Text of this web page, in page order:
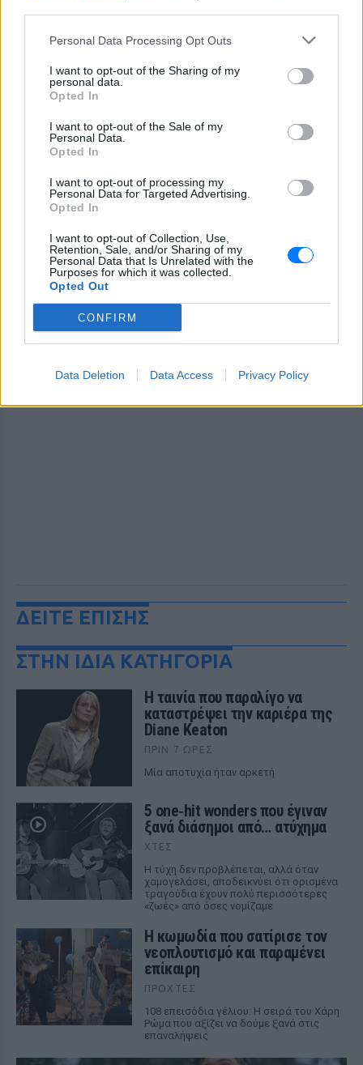
Personal Data Processing Opt Outs
I want to opt-out of the Sharing of my
personal data.
Opted In
I want to opt-out of the Sale of my
Personal Data.
Opted In
I want to opt-out of processing my
Personal Data for Targeted Advertising.
Opted In
I want to opt-out of Collection, Use,
Retention, Sale, and/or Sharing of my
Personal Data that Is Unrelated with the
Purposes for which it was collected.
Opted Out
CONFIRM
Data Deletion Data Access Privacy Policy
Ακολουθήστε το E-Radio.gr στο
Google News
και μάθετε πρώτοι
Εσύ μπήκες στο E-Daily.gr; Τα νέα της ημέρας
και ότι σου κάνει κλικ!
Ακολουθήστε το E-Radio.gr και στο Instagram
ΔΕΙΤΕ ΕΠΙΣΗΣ
ΣΤΗΝ ΙΔΙΑ ΚΑΤΗΓΟΡΙΑ
Η ταινία που παραλίγο να
καταστρέψει την καριέρα της
Diane Keaton
ΠΡΙΝ 7 ΏΡΕΣ
Μία αποτυχία ήταν αρκετή
5 one‑hit wonders που έγιναν
ξανά διάσημοι από… ατύχημα
ΧΤΕΣ
Η τύχη δεν προβλέπεται, αλλά όταν
χαμογελάσει, αποδεικνύει ότι ορισμένα
τραγούδια έχουν πολύ περισσότερες
«ζωές» από όσες νομίζαμε
Η κωμωδία που σατίρισε τον
νεοπλουτισμό και παραμένει
επίκαιρη
ΠΡΟΧΤΈΣ
108 επεισόδια γέλιου: Η σειρά του Χάρη
Ρώμα που αξίζει να δούμε ξανά στις
επαναλήψεις